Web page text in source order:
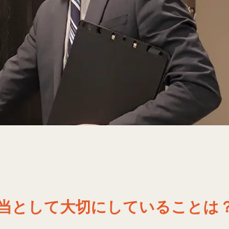
として大切にしていることは